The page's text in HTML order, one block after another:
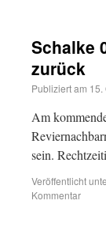
Schalke
zurück
Publiziert am 15.
Am
sein.
Veröffentlicht
Kommentar